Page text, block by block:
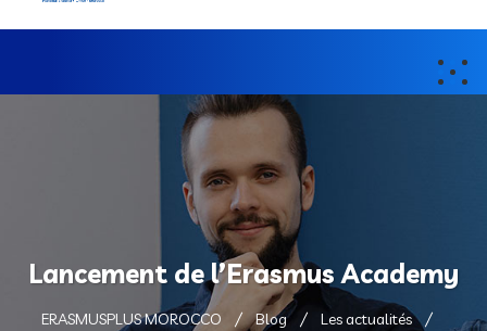
Lancement de l’Erasmus Academy
ERASMUSPLUS MOROCCO Blog
Les actualités